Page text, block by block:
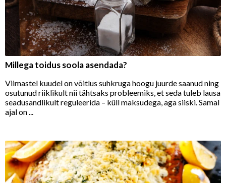
Millega toidus soola asendada?
Viimastel kuudel on võitlus suhkruga hoogu juurde saanud ning
osutunud riiklikult nii tähtsaks probleemiks, et seda tuleb lausa
seadusandlikult reguleerida – küll maksudega, aga siiski. Samal
ajal on ...